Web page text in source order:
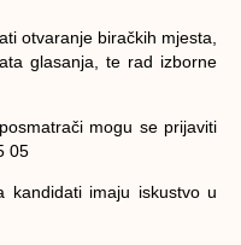
otvaranje biračkih mjesta,
glasanja, te rad izborne
mogu se prijaviti
05
kandidati imaju iskustvo u